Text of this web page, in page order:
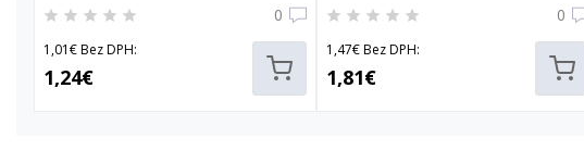
0
1,01€ Bez DPH:
1,24€
0
1,47€ Bez DPH:
1,81€